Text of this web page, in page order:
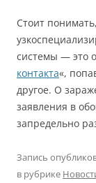
Стоит
системы — это
контакта«,
другое. О
заявления в
запредельно
Запись
в рубрике